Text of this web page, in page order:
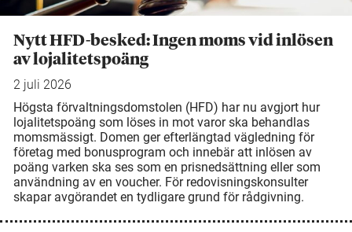
Nytt HFD-besked: Ingen moms vid inlösen
av lojalitetspoäng
2 juli 2026
Högsta förvaltningsdomstolen (HFD) har nu avgjort hur
lojalitetspoäng som löses in mot varor ska behandlas
momsmässigt. Domen ger efterlängtad vägledning för
företag med bonusprogram och innebär att inlösen av
poäng varken ska ses som en prisnedsättning eller som
användning av en voucher. För redovisningskonsulter
skapar avgörandet en tydligare grund för rådgivning.